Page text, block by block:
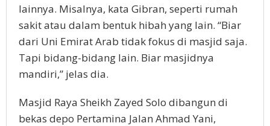
lainnya. Misalnya, kata Gibran, seperti rumah
sakit atau dalam bentuk hibah yang lain. “Biar
dari Uni Emirat Arab tidak fokus di masjid saja.
Tapi bidang-bidang lain. Biar masjidnya
mandiri,” jelas dia.
Masjid Raya Sheikh Zayed Solo dibangun di
bekas depo Pertamina Jalan Ahmad Yani,